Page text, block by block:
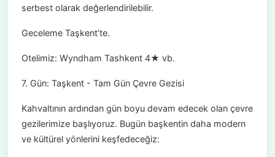
serbest olarak değerlendirilebilir.
Geceleme Taşkent’te.
Otelimiz: Wyndham Tashkent 4★ vb.
7. Gün: Taşkent - Tam Gün Çevre Gezisi
Kahvaltının ardından gün boyu devam edecek olan çevre
gezilerimize başlıyoruz. Bugün başkentin daha modern
ve kültürel yönlerini keşfedeceğiz: